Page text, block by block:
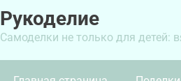
Рукоделие
Самоделки не только для детей: